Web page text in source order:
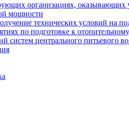
организациях,
мощности
технических условий на
по подготовке к
систем центрального питьевого